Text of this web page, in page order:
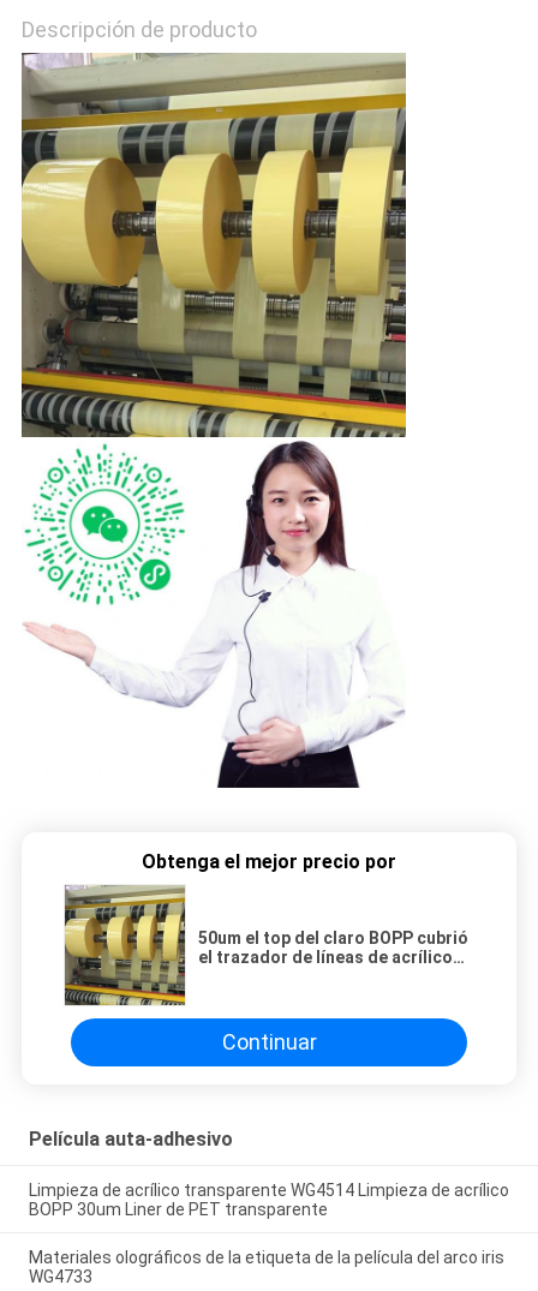
PRIVACY
POLICY
Descripción de producto
Obtenga el mejor precio por
50um el top del claro BOPP cubrió
el trazador de líneas de acrílico
Continuar
Película auta-adhesivo
Limpieza de acrílico transparente WG4514 Limpieza de acrílico
BOPP 30um Liner de PET transparente
Materiales olográficos de la etiqueta de la película del arco iris
WG4733